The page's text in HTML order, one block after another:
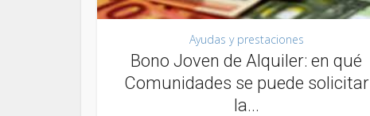
Ayudas y prestaciones
Bono Joven de Alquiler: en qué
Comunidades se puede solicitar
la...